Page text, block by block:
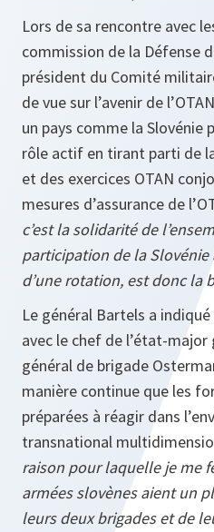
Lors de sa rencontre avec
commission de la Défense
président du Comité
de vue sur l’avenir de
un pays comme la Slovénie
rôle actif en tirant parti de
et des exercices OTAN
mesures d’assurance de
c’est la solidarité de
participation de la Slovénie
d’une rotation, est donc la
Le général Bartels a
avec le chef de l’état-
général de brigade
manière continue que les
préparées à réagir dans
transnational
raison pour laquelle je me
armées slovènes aient un
leurs deux brigades et de